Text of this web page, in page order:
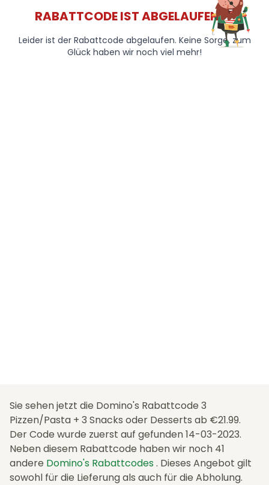
RABATTCODE IST ABGELAUFEN 😞
Leider ist der Rabattcode abgelaufen. Keine Sorge, zum
Glück haben wir noch viel mehr!
Sie sehen jetzt die Domino's Rabattcode 3
Pizzen/Pasta + 3 Snacks oder Desserts ab €21.99.
Der Code wurde zuerst auf gefunden 14-03-2023.
Neben diesem Rabattcode haben wir noch 41
andere Domino's Rabattcodes . Dieses Angebot gilt
sowohl für die Lieferung als auch für die Abholung.